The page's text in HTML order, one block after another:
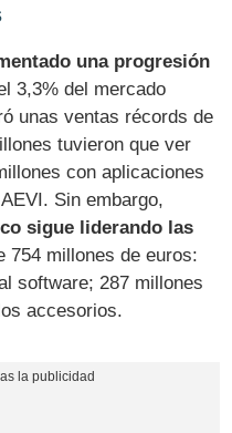
una progresión
3,3% del mercado
unas ventas récords de
tuvieron que ver
con aplicaciones
Sin embargo,
sigue liderando las
754 millones de euros:
software; 287 millones
accesorios.